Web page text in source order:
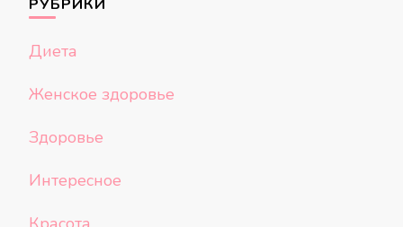
РУБРИКИ
Диета
Женское здоровье
Здоровье
Интересное